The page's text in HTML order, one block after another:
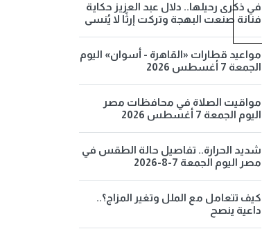
في ذكرى رحيلها.. دلال عبد العزيز حكاية
فنانة صنعت البهجة وتركت إرثًا لا يُنسى
مواعيد قطارات «القاهرة - أسوان» اليوم
الجمعة 7 أغسطس 2026
مواقيت الصلاة في محافظات مصر
اليوم الجمعة 7 أغسطس 2026
شديد الحرارة.. تفاصيل حالة الطقس في
مصر اليوم الجمعة 7-8-2026
كيف تتعامل مع الملل وتغير المزاج؟..
داعية ينصح